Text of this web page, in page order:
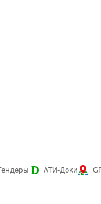
АТИ-Доки